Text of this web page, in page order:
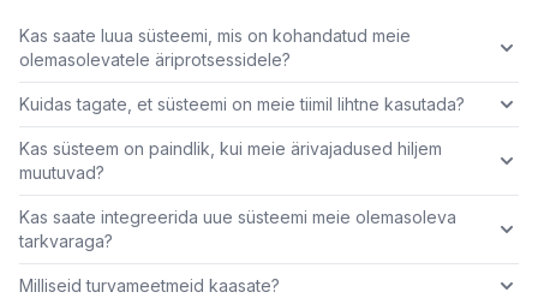
Kas saate luua süsteemi, mis on kohandatud meie
olemasolevatele äriprotsessidele?
Kuidas tagate, et süsteemi on meie tiimil lihtne kasutada?
Kas süsteem on paindlik, kui meie ärivajadused hiljem
muutuvad?
Kas saate integreerida uue süsteemi meie olemasoleva
tarkvaraga?
Milliseid turvameetmeid kaasate?